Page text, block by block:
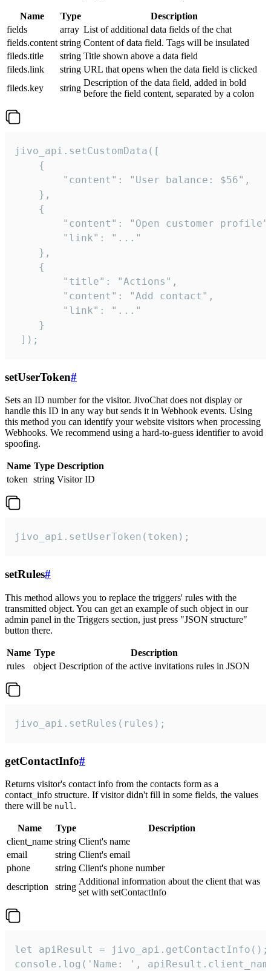
Name Type
Description
fields
array List of additional data fields of the chat
fields.content string Content of data field. Tags will be insulated
fileds.title
string Title shown above a data field
fileds.link
string URL that opens when the data field is clicked
fileds.key
string
Description of the data field, added in bold
before the field content, separated by a colon
jivo_api.setCustomData([
    {
        "content": "User balance: $56",
    },
    {
"content": "Open customer
        "link": "..."
    },
    {
        "title": "Actions",
        "content": "Add contact",
        "link": "..."
    }
]);
setUserToken#
Sets an ID number for the visitor. JivoChat does not display or
handle this ID in any way but sends it in Webhook events. Using
this method you can identify your website visitors when processing
Webhooks. We recommend using a hard-to-guess identifier to avoid
spoofing.
Name Type Description
token string Visitor ID
jivo_api.setUserToken(token);
setRules#
This method allows you to replace the triggers' rules with the
transmitted object. You can get an example of such object in our
admin panel in the Triggers section, just press "JSON structure"
button there.
Name Type
Description
rules
object Description of the active invitations rules in JSON
jivo_api.setRules(rules);
getContactInfo#
Returns visitor's contact info from the contacts form as a
contact_info structure. If visitor didn't fill in some fields, the values
there will be null.
Name Type
Description
client_name string Client's name
email
string Client's email
phone
string Client's phone number
description
string
Additional information about the client that was
set with setContactInfo
let apiResult = jivo_api.getContactInfo();
console.log('Name: ',